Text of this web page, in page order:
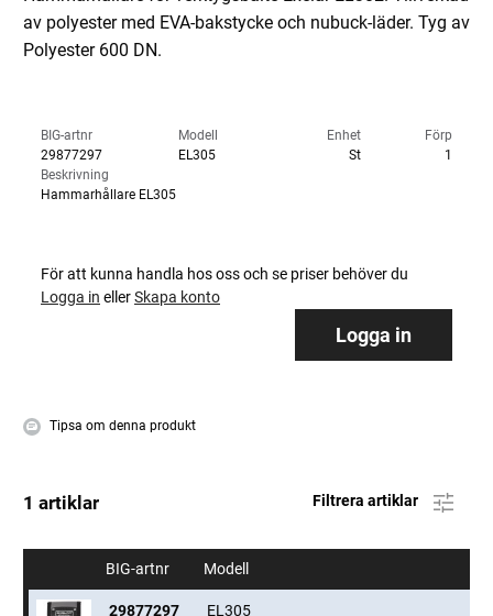
av polyester med EVA-bakstycke och nubuck-läder. Tyg av
Polyester 600 DN.
BIG-artnr
29877297
Modell
EL305
Enhet
St
Förp
1
Beskrivning
Hammarhållare EL305
För att kunna handla hos oss och se priser behöver du
Logga in ellerSkapa konto
Logga in
Tipsa om denna produkt
1 artiklar Filtrera artiklar
BIG-artnr Modell
29877297 EL305